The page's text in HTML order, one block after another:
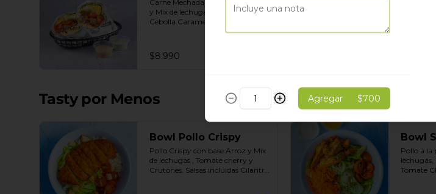
Carne Mechada con base de Arroz
y Mix de lechugas, Tomate cherry,
Cebolla Caramelizada, Jalapeños
y Choclo. Topping de Tortilla
y  Cilantro
$8.990
Tasty por Menos
Bowl Pollo Crispy
Pollo Crispy con base Arroz y Mix
de lechugas , Tomate cherry y
Crutones. Salsas incluidas Cilantro
Bowl
Pollo a la
Tomate
Agregar $700